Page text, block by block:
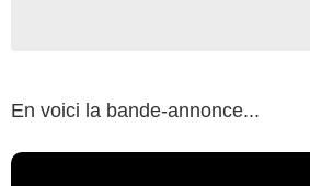
En voici la bande-annonce...